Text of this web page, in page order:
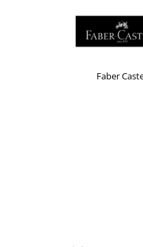
Accesorii prezentare
Electronice si accesorii tech
Brand Product UP